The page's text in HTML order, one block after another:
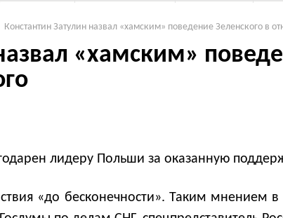
Константин Затулин назвал «хамским» поведение Зеленского в
«хамским»
лидеру Польши за оказанную
«до бесконечности». Таким мнением